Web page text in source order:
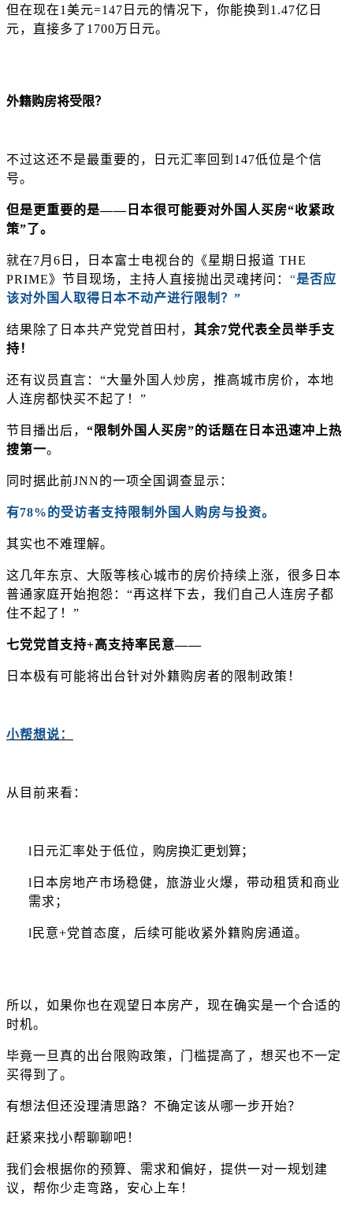
但在现在1美元=147日元的情况下，你能换到 1.47亿日
元，直接多了 1700万日元。
外籍购房将受限？
不过这还不是最重要的， 日元汇率回到 147低位是个信
号。
但是更重要的是——日本很可能要对外国人买房“收紧政
策”了。
就在7月6日，日本富士电视台的《星期日报道 THE
PRIME》节目现场，主持人直接抛出灵魂拷问： “是否应
该对外国人取得日本不动产进行限制？”
结果除了日本共产党党首田村， 其余7党代表全员举手支
持！
还有议员直言： “大量外国人炒房，推高城市房价，本地
人连房都快买不起了！”
节目播出后， “限制外国人买房”的话题在日本迅速冲上热
搜第一。
同时据此前JNN的一项全国调查显示：
有78%的受访者支持限制外国人购房与投资。
其实也不难理解。
这几年东京、大阪等核心城市的房价持续上涨，很多日本
普通家庭开始抱怨： “再这样下去，我们自己人连房子都
住不起了！”
七党党首支持+高支持率民意——
日本极有可能将出台针对外籍购房者的限制政策！
小帮想说：
从目前来看：
l 日元汇率处于低位 ， 购房换汇更划算；
l 日本房地产市场稳健， 旅游业火爆，带动租赁和商业
需求 ；
l 民意+党首态度，后续可能收紧外籍购房通道。
所以，如果你也在观望日本房产， 现在确实是一个合适的
时机。
毕竟一旦真的出台限购政策，门槛提高了，想买也不一定
买得到了。
有想法但还没理清思路？不确定该从哪一步开始？
赶紧来找小帮聊聊吧！
我们会根据你的预算、需求和偏好，提供一对一规划建
议 ，帮你少走弯路，安心上车！